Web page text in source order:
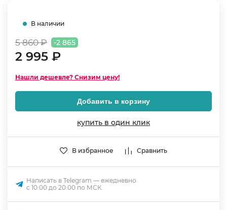
В наличии
5 860 ₽ -2 865
2 995 ₽
Нашли дешевле? Снизим цену!
Добавить в корзину
купить в один клик
В избранное Сравнить
Написать в Telegram — ежедневно
с 10:00 до 20:00 по МСК.